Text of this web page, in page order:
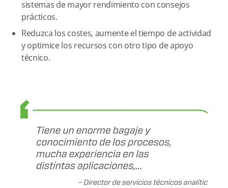
sistemas de mayor rendimiento con consejos
prácticos.
Reduzca los costes, aumente el tiempo de actividad
y optimice los recursos con otro tipo de apoyo
técnico.